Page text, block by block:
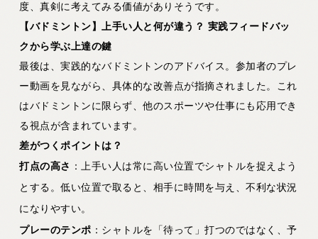
度、真剣に考えてみる価値がありそうです。
【バドミントン】上手い人と何が違う？ 実践フィードバッ
クから学ぶ上達の鍵
最後は、実践的なバドミントンのアドバイス。参加者のプレ
ー動画を見ながら、具体的な改善点が指摘されました。これ
はバドミントンに限らず、他のスポーツや仕事にも応用でき
る視点が含まれています。
差がつくポイントは？
打点の高さ ：上手い人は常に高い位置でシャトルを捉えよう
とする。低い位置で取ると、相手に時間を与え、不利な状況
になりやすい。
プレーのテンポ ：シャトルを「待って」打つのではなく、予